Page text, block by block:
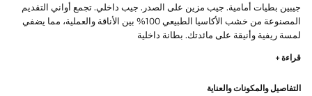
جيبين بطيات أمامية. جيب مزين على الصدر. جيب داخلي. تجمع أواني التقديم
المصنوعة من خشب الأكاسيا الطبيعي 100% بين الأناقة والعملية، مما يضفي
لمسة ريفية وأنيقة على مائدتك. بطانة داخلية
قراءة +
التفاصيل والمكونات والعناية